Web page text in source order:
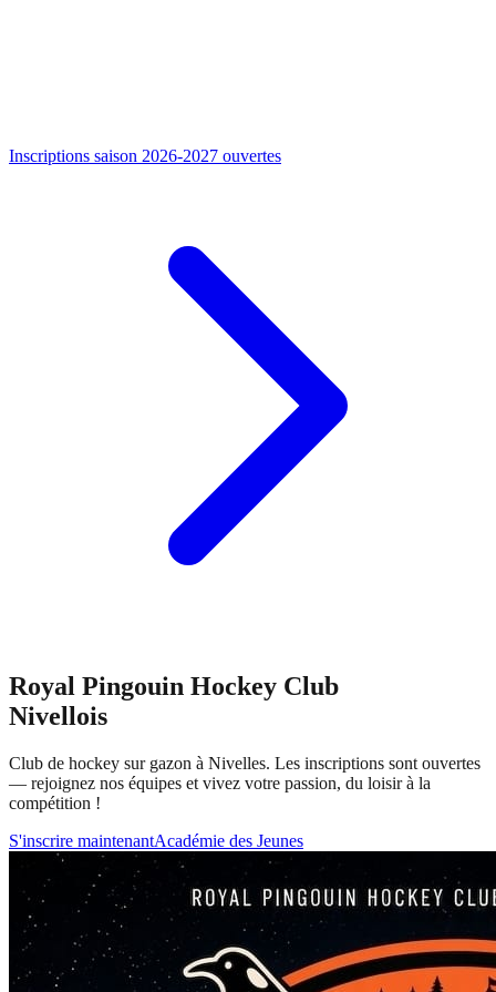
Inscriptions saison 2026-2027 ouvertes
Royal Pingouin Hockey Club
Nivellois
Club de hockey sur gazon à Nivelles. Les inscriptions sont ouvertes
— rejoignez nos équipes et vivez votre passion, du loisir à la
compétition !
S'inscrire maintenantAcadémie des Jeunes